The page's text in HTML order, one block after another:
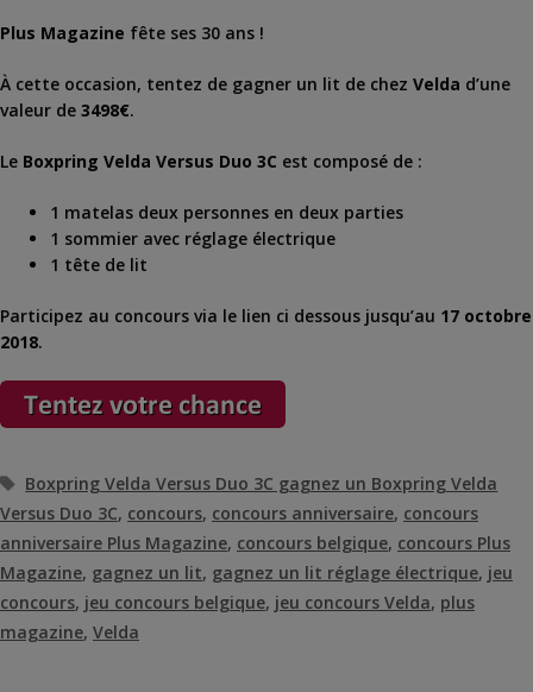
Plus Magazine fête ses 30 ans !
À cette occasion, tentez de gagner un lit de chez Velda d’une
valeur de 3498€.
Le Boxpring Velda Versus Duo 3C est composé de :
1 matelas deux personnes en deux parties
1 sommier avec réglage électrique
1 tête de lit
Participez au concours via le lien ci dessous jusqu’au 17 octobre
2018.
Étiquettes
Boxpring Velda Versus Duo 3C gagnez un Boxpring Velda
Versus Duo 3C, concours, concours anniversaire, concours
anniversaire Plus Magazine, concours belgique, concours Plus
Magazine, gagnez un lit, gagnez un lit réglage électrique, jeu
concours, jeu concours belgique, jeu concours Velda, plus
magazine, Velda